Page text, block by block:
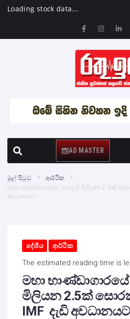
Loading stock data...
AD MASTER
මුල් පිටුව
ආර්ථික
මහා භාණ්ඩාගාරයේ ඩොලර් මිලියන 2.5ක්
අවධානයට
දේශීය ආර්ථික
The estimated reading time is
මහා
මිලියන 2.5ක්
IMF දැඩි අවධානයට